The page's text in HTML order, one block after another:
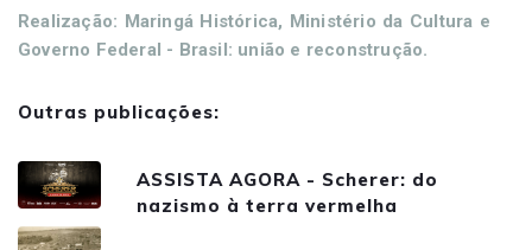
Realização: Maringá Histórica, Ministério da Cultura e
Governo Federal - Brasil: união e reconstrução.
Outras publicações:
ASSISTA AGORA - Scherer: do
nazismo à terra vermelha